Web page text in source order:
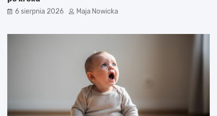
6 sierpnia 2026 Maja Nowicka